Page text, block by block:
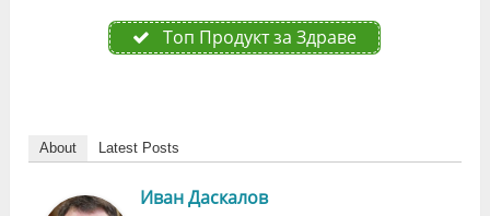
Топ Продукт за Здраве
About Latest Posts
Иван Даскалов